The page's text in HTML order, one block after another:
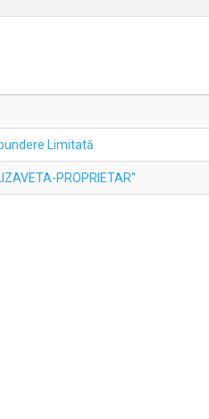
Limitată
PROPRIETAR"